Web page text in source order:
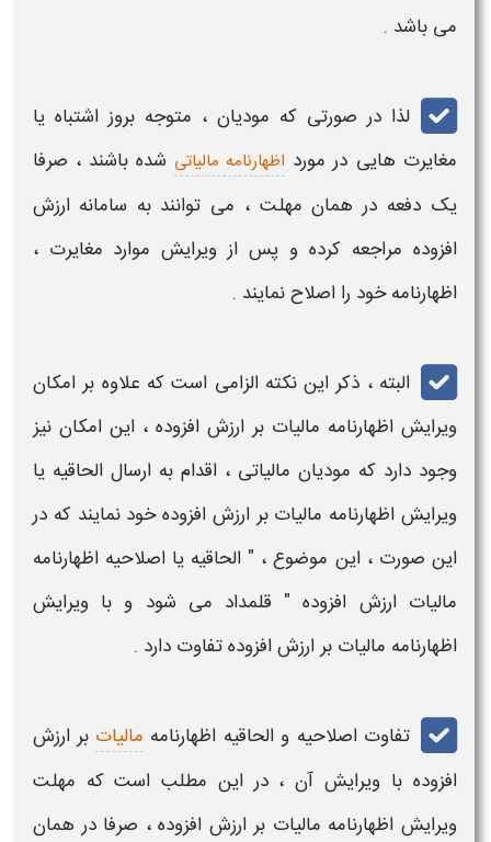
می باشد .
لذا در صورتی که مودیان ، متوجه بروز اشتباه یا
مغایرت هایی در مورد اظهارنامه مالیاتی شده باشند ، صرفا
یک دفعه در همان مهلت ، می توانند به سامانه ارزش
افزوده مراجعه کرده و پس ازویرایش موارد مغایرت ،
اظهارنامهخود را اصلاحنمایند .
البته ، ذکر این نکته الزامی است که علاوه بر امکان
ویرایش اظهارنامه مالیات بر ارزش افزوده ، این امکان نیز
وجود دارد که مودیان مالیاتی ، اقدام به ارسال الحاقیه یا
ویرایش اظهارنامه مالیات بر ارزش افزودهخود نمایند که در
این صورت ، این موضوع ، " الحاقیه یا اصلاحیه اظهارنامه
مالیات ارزش افزوده " قلمداد می شود و با ویرایش
اظهارنامه مالیات بر ارزش افزودهتفاوت دارد .
تفاوت اصلاحیه و الحاقیه اظهارنامه مالیات بر ارزش
افزوده با ویرایش آن ، در این مطلب است که مهلت
ویرایش اظهارنامه مالیات بر ارزش افزوده ، صرفا در همان